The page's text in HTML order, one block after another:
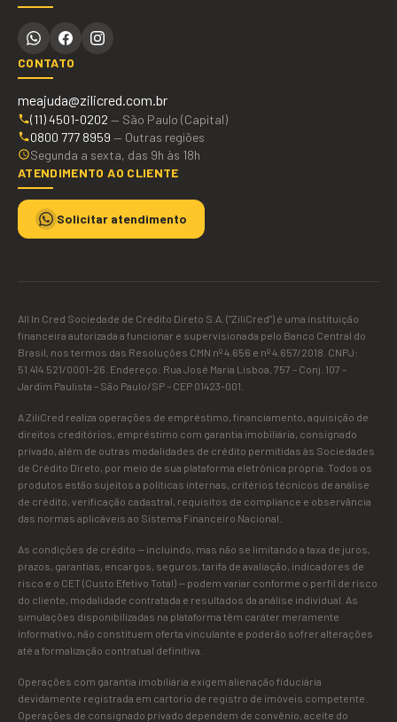
CONTATO
meajuda@zilicred.com.br
(11) 4501-0202 — São Paulo (Capital)
0800 777 8959 — Outras regiões
Segunda a sexta, das 9h às 18h
ATENDIMENTO AO CLIENTE
Solicitar atendimento
All In Cred Sociedade de Crédito Direto S.A. ("ZiliCred") é uma instituição
financeira autorizada a funcionar e supervisionada pelo Banco Central do
Brasil, nos termos das Resoluções CMN nº 4.656 e nº 4.657/2018. CNPJ:
51.414.521/0001-26. Endereço: Rua José Maria Lisboa, 757 – Conj. 107 –
Jardim Paulista – São Paulo/SP – CEP 01423-001.
A ZiliCred realiza operações de empréstimo, financiamento, aquisição de
direitos creditórios, empréstimo com garantia imobiliária, consignado
privado, além de outras modalidades de crédito permitidas às Sociedades
de Crédito Direto, por meio de sua plataforma eletrônica própria. Todos os
produtos estão sujeitos a políticas internas, critérios técnicos de análise
de crédito, verificação cadastral, requisitos de compliance e observância
das normas aplicáveis ao Sistema Financeiro Nacional.
As condições de crédito — incluindo, mas não se limitando a taxa de juros,
prazos, garantias, encargos, seguros, tarifa de avaliação, indicadores de
risco e o CET (Custo Efetivo Total) — podem variar conforme o perfil de risco
do cliente, modalidade contratada e resultados da análise individual. As
simulações disponibilizadas na plataforma têm caráter meramente
informativo, não constituem oferta vinculante e poderão sofrer alterações
até a formalização contratual definitiva.
Operações com garantia imobiliária exigem alienação fiduciária
devidamente registrada em cartório de registro de imóveis competente.
Operações de consignado privado dependem de convênio, aceite do